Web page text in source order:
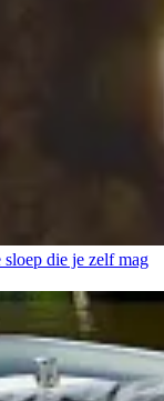
sloep die je zelf mag